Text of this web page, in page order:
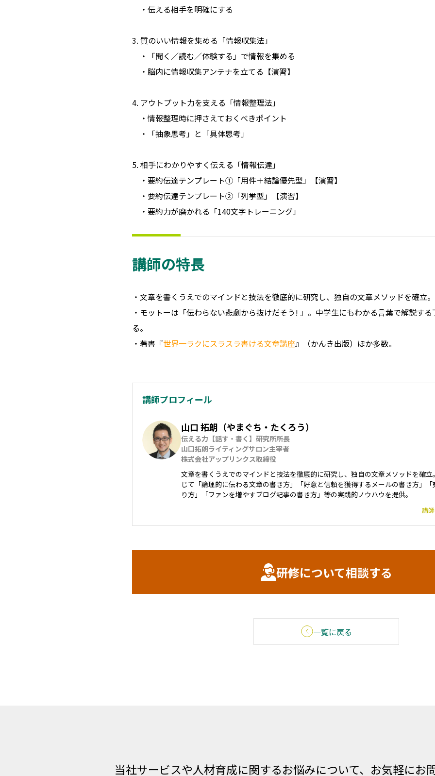
・伝える相手を明確にする
3. 質のいい情報を集める「情報収集法」
・「聞く／読む／体験する」で情報を集める
・脳内に情報収集アンテナを立てる【演習】
4. アウトプット力を支える「情報整理法」
・情報整理時に押さえておくべきポイント
・「抽象思考」と「具体思考」
5. 相手にわかりやすく伝える「情報伝達」
・要約伝達テンプレート①「用件＋結論優先型」【演習】
・要約伝達テンプレート②「列挙型」【演習】
・要約力が磨かれる「140文字トレーニング」
講師の特長
・文章を書くうえでのマインドと技法を徹底的に研究し、独自の文章メソッドを確立。
・モットーは「伝わらない悲劇から抜けだそう! 」。中学生にもわかる言葉で解説す
る。
・著書『世界一ラクにスラスラ書ける文章講座』（かんき出版）ほか多数。
講師プロフィール
山口 拓朗（やまぐち・たくろう）
伝える力【話す・書く】研究所所長
山口拓朗ライティングサロン主宰者
株式会社アップリンクス取締役
文章を書くうえでのマインドと技法を徹底的に研究し、独自の文章メソッドを確
じて「論理的に伝わる文章の書き方」「好意と信頼を獲得するメールの書き方」
り方」「ファンを増やすブログ記事の書き方」等の実践的ノウハウを提供。
講師
研修について相談する
一覧に戻る
当社サービスや人材育成に関するお悩みについて、お気軽にお